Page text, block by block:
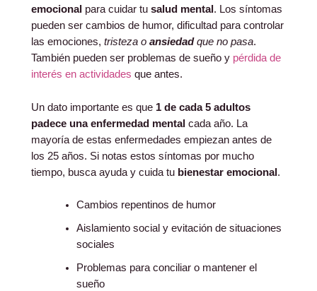
emocional para cuidar tu salud mental . Los síntomas
pueden ser cambios de humor, dificultad para controlar
las emociones, tristeza o ansiedadque no pasa.
También pueden ser problemas de sueño y pérdida de
interés en actividades que antes.
Un dato importante es que 1 de cada 5 adultos
padece una enfermedad mental cada año. La
mayoría de estas enfermedades empiezan antes de
los 25 años. Si notas estos síntomas por mucho
tiempo, busca ayuda y cuida tu bienestar emocional .
Cambios repentinos de humor
Aislamiento social y evitación de situaciones
sociales
Problemas para conciliar o mantener el
sueño